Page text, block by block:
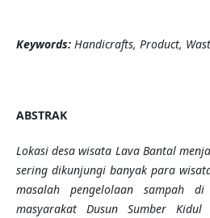
Keywords: Handicrafts, Product,
ABSTRAK
Lokasi desa wisata Lava Bantal
sering dikunjungi banyak para
masalah pengelolaan sampah
masyarakat Dusun Sumber